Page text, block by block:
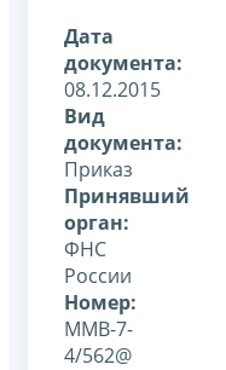
Дата
документа:
08.12.2015
Вид
документа:
Приказ
Принявший
орган:
ФНС
России
Номер:
ММВ-7-
4/562@